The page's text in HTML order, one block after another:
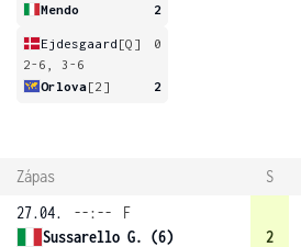
Mendo
2
Ejdesgaard [Q]
0
2-6, 3-6
Orlova[2] 2
Zápas S
27.04.
--:--
F
Sussarello G. (6)
2